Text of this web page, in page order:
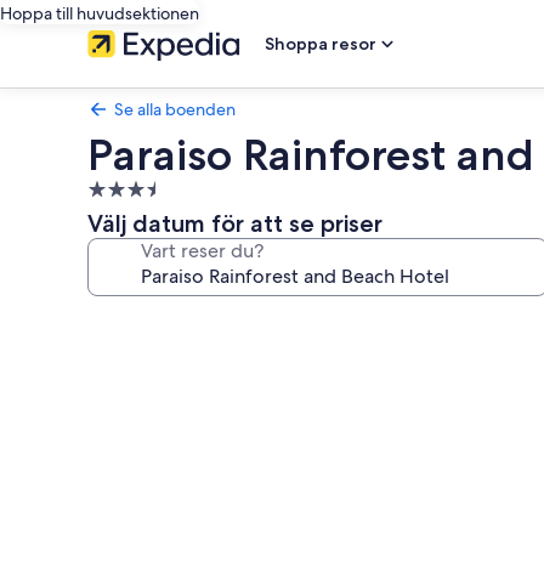
Hoppa till huvudsektionen
Shoppa resor
Se alla boenden
Paraiso Rainforest
3.5-
stjärnigt
boende
Välj datum för att se priser
Vart reser du?